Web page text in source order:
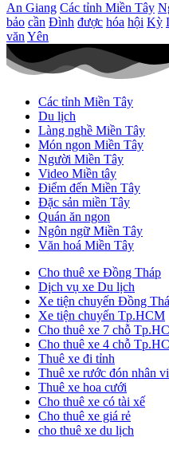
An Giang Các tỉnh Miền Tây
bảo cần Đình được hóa hội Kỳ
văn Yên
Các tỉnh Miền Tây
Du lịch
Làng nghề Miền Tây
Món ngon Miền Tây
Người Miền Tây
Video Miền tây
Điểm đến Miền Tây
Đặc sản miền Tây
Quán ăn ngon
Ngôn ngữ Miền Tây
Văn hoá Miền Tây
Cho thuê xe Đồng Tháp
Dịch vụ xe Du lịch
Xe tiện chuyến Đồng
Xe tiện chuyến Tp.HCM
Cho thuê xe 7 chỗ
Cho thuê xe 4 chỗ
Thuê xe đi tỉnh
Thuê xe rước đón nhân
Thuê xe hoa cưới
Cho thuê xe có tài xế
Cho thuê xe giá rẻ
cho thuê xe du lịch